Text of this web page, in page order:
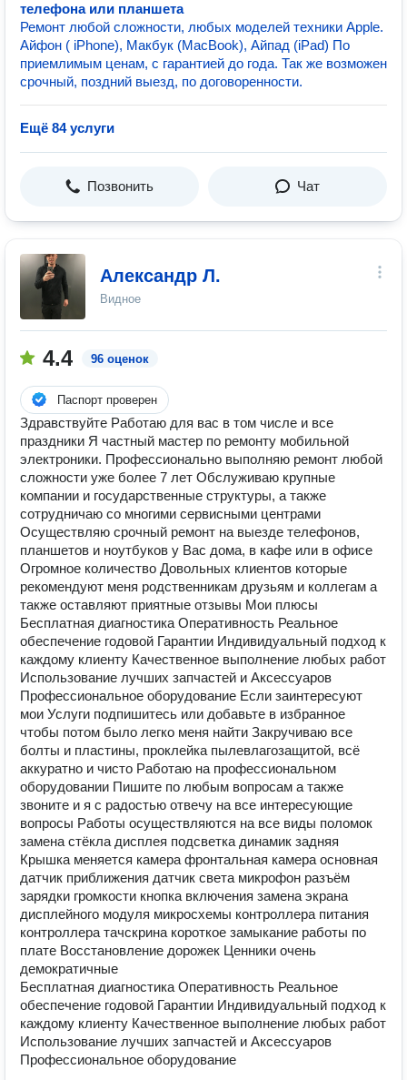
телефона или планшета
Ремонт любой сложности, любых моделей техники Apple.
Айфон ( iPhone), Макбук (MacBook), Айпад (iPad) По
приемлимым ценам, с гарантией до года. Так же возможен
срочный, поздний выезд, по договоренности.
Ещё 84 услуги
Позвонить Чат
Александр Л.
Видное
4.4 96 оценок
Паспорт проверен
Здравствуйте Работаю для вас в том числе и все
праздники Я частный мастер по ремонту мобильной
электроники. Профессионально выполняю ремонт любой
сложности уже более 7 лет Обслуживаю крупные
компании и государственные структуры, а также
сотрудничаю со многими сервисными центрами
Осуществляю срочный ремонт на выезде телефонов,
планшетов и ноутбуков у Вас дома, в кафе или в офисе
Огромное количество Довольных клиентов которые
рекомендуют меня родственникам друзьям и коллегам а
также оставляют приятные отзывы Мои плюсы
Бесплатная диагностика Оперативность Реальное
обеспечение годовой Гарантии Индивидуальный подход к
каждому клиенту Качественное выполнение любых работ
Использование лучших запчастей и Аксессуаров
Профессиональное оборудование Если заинтересуют
мои Услуги подпишитесь или добавьте в избранное
чтобы потом было легко меня найти Закручиваю все
болты и пластины, проклейка пылевлагозащитой, всё
аккуратно и чисто Работаю на профессиональном
оборудовании Пишите по любым вопросам а также
звоните и я с радостью отвечу на все интересующие
вопросы Работы осуществляются на все виды поломок
замена стёкла дисплея подсветка динамик задняя
Крышка меняется камера фронтальная камера основная
датчик приближения датчик света микрофон разъём
зарядки громкости кнопка включения замена экрана
дисплейного модуля микросхемы контроллера питания
контроллера тачскрина короткое замыкание работы по
плате Восстановление дорожек Ценники очень
демократичные
Бесплатная диагностика Оперативность Реальное
обеспечение годовой Гарантии Индивидуальный подход к
каждому клиенту Качественное выполнение любых работ
Использование лучших запчастей и Аксессуаров
Профессиональное оборудование